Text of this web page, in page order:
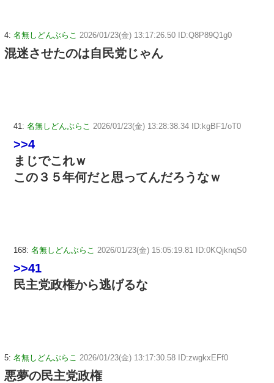
4: 名無しどんぶらこ 2026/01/23(金) 13:17:26.50 ID:Q8P89Q1g0
混迷させたのは自民党じゃん
41: 名無しどんぶらこ 2026/01/23(金) 13:28:38.34 ID:kgBF1/oT0
>>4
まじでこれｗ
この３５年何だと思ってんだろうなｗ
168: 名無しどんぶらこ 2026/01/23(金) 15:05:19.81 ID:0KQjknqS0
>>41
民主党政権から逃げるな
5: 名無しどんぶらこ 2026/01/23(金) 13:17:30.58 ID:zwgkxEFf0
悪夢の民主党政権